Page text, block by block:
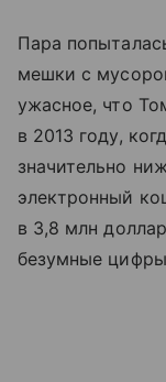
Пара
мешки с
ужасное, что
в 2013 году,
значительно
электронный
в 3,8 млн
безумные